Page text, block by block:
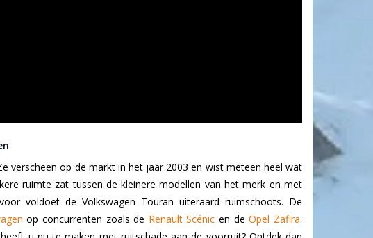
verscheen op de markt in het jaar 2003 en wist meteen heel wat
ruimte zat tussen de kleinere modellen van het merk en met
voldoet de Volkswagen Touran uiteraard ruimschoots. De
op concurrenten zoals de Renault Scénic en deOpel Zafira.